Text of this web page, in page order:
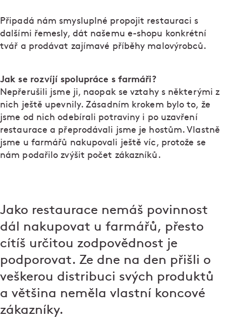
Připadá nám smysluplné propojit restauraci s
dalšími řemesly, dát našemu e-shopu konkrétní
tvář a prodávat zajímavé příběhy malovýrobců.
Jak se rozvíjí spolupráce s farmáři?
Nepřerušili jsme ji, naopak se vztahy s některými z
nich ještě upevnily. Zásadním krokem bylo to, že
jsme od nich odebírali potraviny i po uzavření
restaurace a přeprodávali jsme je hostům. Vlastně
jsme u farmářů nakupovali ještě víc, protože se
nám podařilo zvýšit počet zákazníků.
Jako restaurace nemáš povinnost
dál nakupovat u farmářů, přesto
cítíš určitou zodpovědnost je
podporovat. Ze dne na den přišli o
veškerou distribuci svých produktů
a většina neměla vlastní koncové
zákazníky.